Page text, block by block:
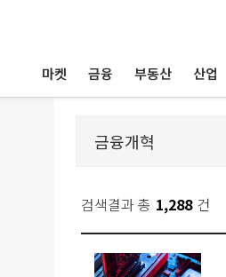
마켓 금융 부동산 산업
검색결과 총 1,288 건